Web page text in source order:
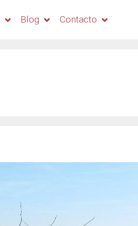
Blog Contacto